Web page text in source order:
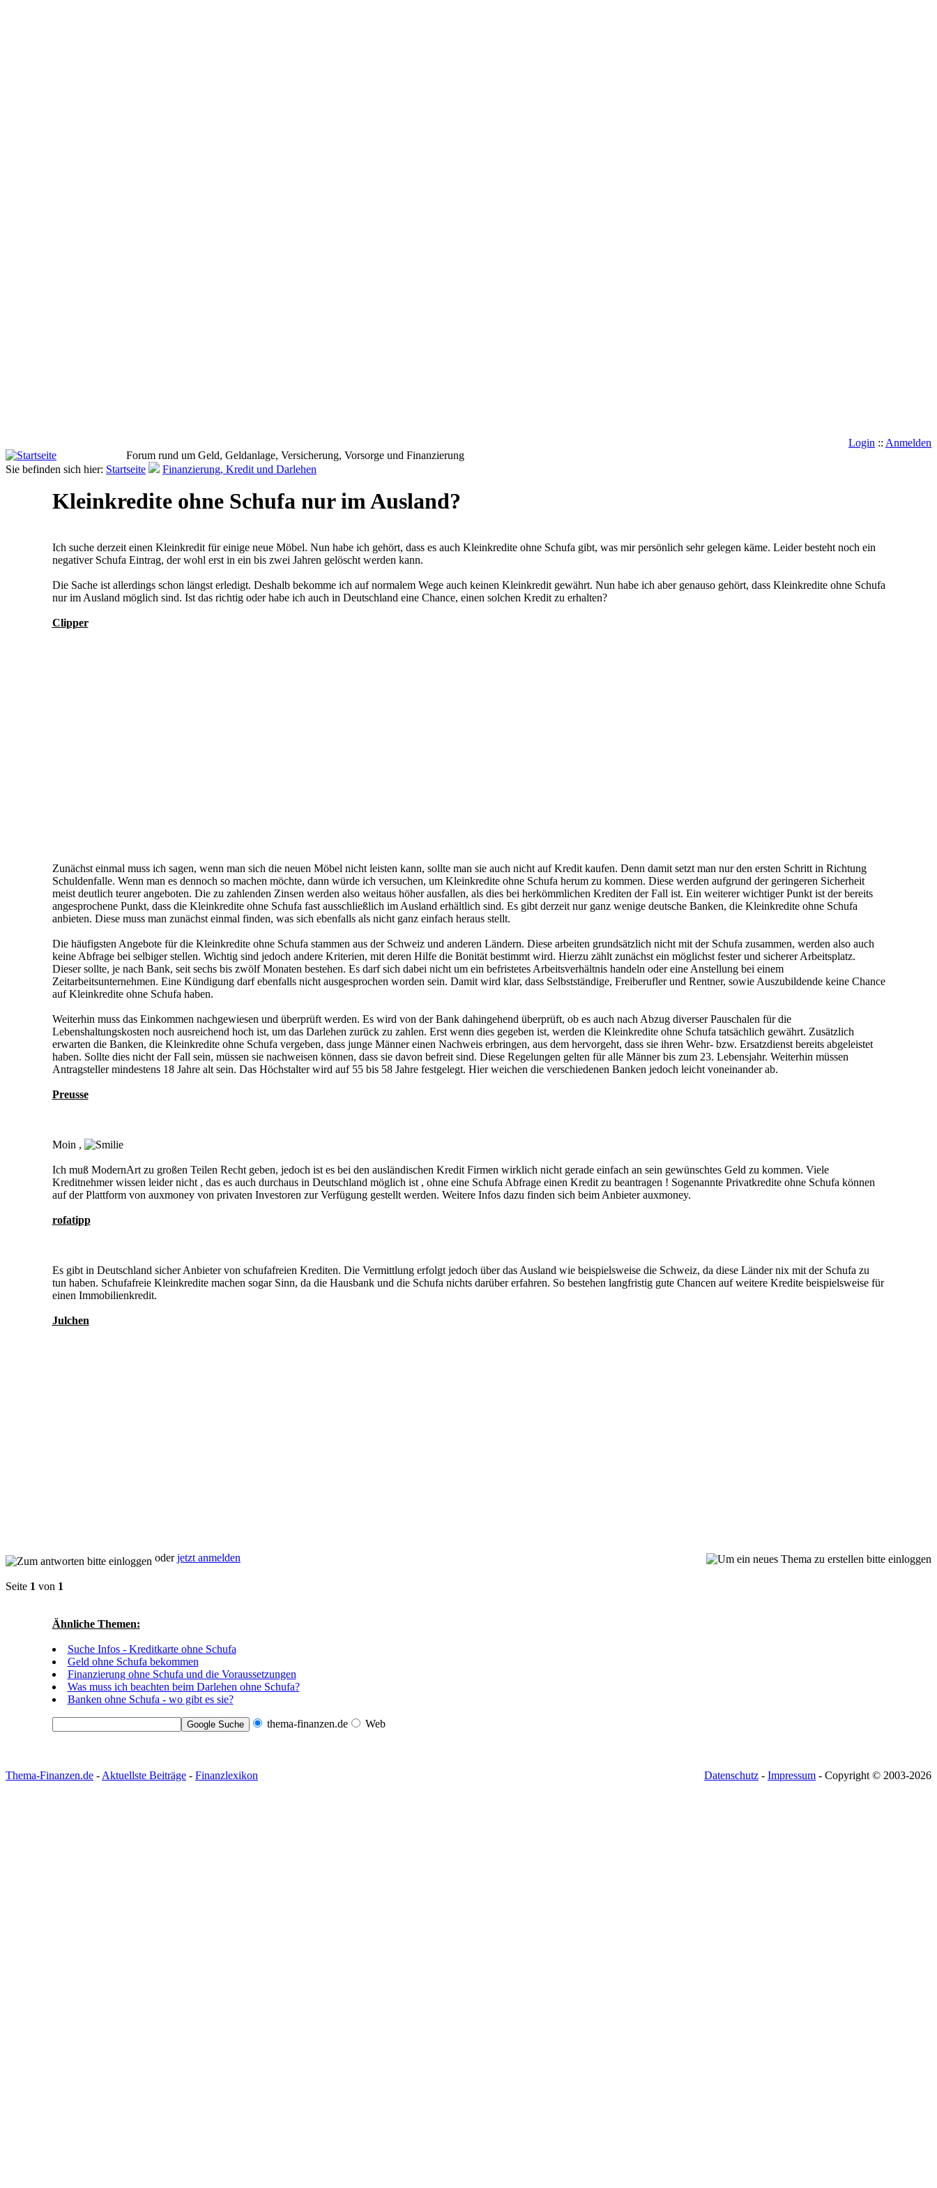
Login :: Anmelden
Forum rund um Geld, Geldanlage, Versicherung, Vorsorge und Finanzierung
Sie befinden sich hier: Startseite Finanzierung, Kredit und Darlehen
Kleinkredite ohne Schufa nur im Ausland?
Ich suche derzeit einen Kleinkredit für einige neue Möbel. Nun habe ich gehört, dass es auch Kleinkredite ohne Schufa gibt, was mir persönlich sehr gelegen käme. Leider besteht noch ein
negativer Schufa Eintrag, der wohl erst in ein bis zwei Jahren gelöscht werden kann.
Die Sache ist allerdings schon längst erledigt. Deshalb bekomme ich auf normalem Wege auch keinen Kleinkredit gewährt. Nun habe ich aber genauso gehört, dass Kleinkredite ohne Schufa
nur im Ausland möglich sind. Ist das richtig oder habe ich auch in Deutschland eine Chance, einen solchen Kredit zu erhalten?
Clipper
Zunächst einmal muss ich sagen, wenn man sich die neuen Möbel nicht leisten kann, sollte man sie auch nicht auf Kredit kaufen. Denn damit setzt man nur den ersten Schritt in Richtung
Schuldenfalle. Wenn man es dennoch so machen möchte, dann würde ich versuchen, um Kleinkredite ohne Schufa herum zu kommen. Diese werden aufgrund der geringeren Sicherheit
meist deutlich teurer angeboten. Die zu zahlenden Zinsen werden also weitaus höher ausfallen, als dies bei herkömmlichen Krediten der Fall ist. Ein weiterer wichtiger Punkt ist der bereits
angesprochene Punkt, dass die Kleinkredite ohne Schufa fast ausschließlich im Ausland erhältlich sind. Es gibt derzeit nur ganz wenige deutsche Banken, die Kleinkredite ohne Schufa
anbieten. Diese muss man zunächst einmal finden, was sich ebenfalls als nicht ganz einfach heraus stellt.
Die häufigsten Angebote für die Kleinkredite ohne Schufa stammen aus der Schweiz und anderen Ländern. Diese arbeiten grundsätzlich nicht mit der Schufa zusammen, werden also auch
keine Abfrage bei selbiger stellen. Wichtig sind jedoch andere Kriterien, mit deren Hilfe die Bonität bestimmt wird. Hierzu zählt zunächst ein möglichst fester und sicherer Arbeitsplatz.
Dieser sollte, je nach Bank, seit sechs bis zwölf Monaten bestehen. Es darf sich dabei nicht um ein befristetes Arbeitsverhältnis handeln oder eine Anstellung bei einem
Zeitarbeitsunternehmen. Eine Kündigung darf ebenfalls nicht ausgesprochen worden sein. Damit wird klar, dass Selbstständige, Freiberufler und Rentner, sowie Auszubildende keine Chance
auf Kleinkredite ohne Schufa haben.
Weiterhin muss das Einkommen nachgewiesen und überprüft werden. Es wird von der Bank dahingehend überprüft, ob es auch nach Abzug diverser Pauschalen für die
Lebenshaltungskosten noch ausreichend hoch ist, um das Darlehen zurück zu zahlen. Erst wenn dies gegeben ist, werden die Kleinkredite ohne Schufa tatsächlich gewährt. Zusätzlich
erwarten die Banken, die Kleinkredite ohne Schufa vergeben, dass junge Männer einen Nachweis erbringen, aus dem hervorgeht, dass sie ihren Wehr- bzw. Ersatzdienst bereits abgeleistet
haben. Sollte dies nicht der Fall sein, müssen sie nachweisen können, dass sie davon befreit sind. Diese Regelungen gelten für alle Männer bis zum 23. Lebensjahr. Weiterhin müssen
Antragsteller mindestens 18 Jahre alt sein. Das Höchstalter wird auf 55 bis 58 Jahre festgelegt. Hier weichen die verschiedenen Banken jedoch leicht voneinander ab.
Preusse
Moin ,
Ich muß ModernArt zu großen Teilen Recht geben, jedoch ist es bei den ausländischen Kredit Firmen wirklich nicht gerade einfach an sein gewünschtes Geld zu kommen. Viele
Kreditnehmer wissen leider nicht , das es auch durchaus in Deutschland möglich ist , ohne eine Schufa Abfrage einen Kredit zu beantragen ! Sogenannte Privatkredite ohne Schufa können
auf der Plattform von auxmoney von privaten Investoren zur Verfügung gestellt werden. Weitere Infos dazu finden sich beim Anbieter auxmoney.
rofatipp
Es gibt in Deutschland sicher Anbieter von schufafreien Krediten. Die Vermittlung erfolgt jedoch über das Ausland wie beispielsweise die Schweiz, da diese Länder nix mit der Schufa zu
tun haben. Schufafreie Kleinkredite machen sogar Sinn, da die Hausbank und die Schufa nichts darüber erfahren. So bestehen langfristig gute Chancen auf weitere Kredite beispielsweise für
einen Immobilienkredit.
Julchen
oderjetzt anmelden
Seite 1 von 1
Ähnliche Themen:
Suche Infos - Kreditkarte ohne Schufa
Geld ohne Schufa bekommen
Finanzierung ohne Schufa und die Voraussetzungen
Was muss ich beachten beim Darlehen ohne Schufa?
Banken ohne Schufa - wo gibt es sie?
thema-finanzen.de Web
Thema-Finanzen.de - Aktuellste Beiträge - Finanzlexikon Datenschutz - Impressum - Copyright © 2003-2026